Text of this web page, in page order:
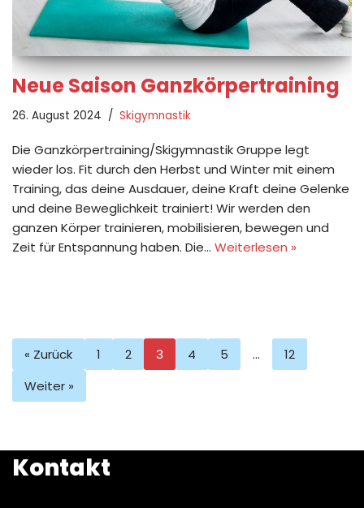
Neue Saison Ganzkörpertraining
26. August 2024 Skigymnastik
Die Ganzkörpertraining/Skigymnastik Gruppe legt
wieder los. Fit durch den Herbst und Winter mit einem
Training, das deine Ausdauer, deine Kraft deine Gelenke
und deine Beweglichkeit trainiert! Wir werden den
ganzen Körper trainieren, mobilisieren, bewegen und
Zeit für Entspannung haben. Die… Weiterlesen »
« Zurück 1 2 3 4 5 …
12
Weiter »
Kontakt